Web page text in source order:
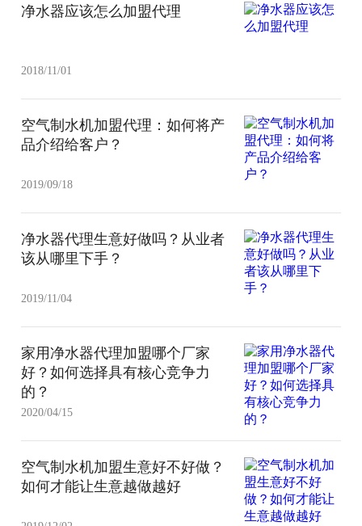
净水器应该怎么加盟代理
2018/11/01
空气制水机加盟代理：如何将产
品介绍给客户？
2019/09/18
净水器代理生意好做吗？从业者
该从哪里下手？
2019/11/04
家用净水器代理加盟哪个厂家
好？如何选择具有核心竞争力
的？
2020/04/15
空气制水机加盟生意好不好做？
如何才能让生意越做越好